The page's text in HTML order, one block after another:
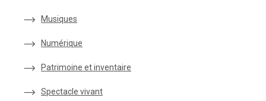
Musiques
Numérique
Patrimoine et inventaire
Spectacle vivant